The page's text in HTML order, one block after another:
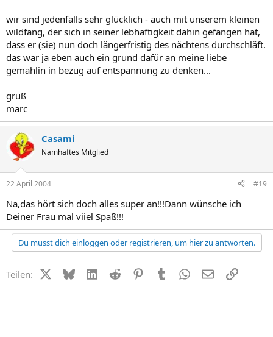
wir sind jedenfalls sehr glücklich - auch mit unserem kleinen
wildfang, der sich in seiner lebhaftigkeit dahin gefangen hat,
dass er (sie) nun doch längerfristig des nächtens durchschläft.
das war ja eben auch ein grund dafür an meine liebe
gemahlin in bezug auf entspannung zu denken...
gruß
marc
Casami
Namhaftes Mitglied
22 April 2004 #19
Na,das hört sich doch alles super an!!!Dann wünsche ich
Deiner Frau mal viiel Spaß!!!
Du musst dich einloggen oder registrieren, um hier zu antworten.
Teilen: X (Twitter)
BlueskyLinkedIn
Reddit PinterestTumblr WhatsApp
E-MailLink